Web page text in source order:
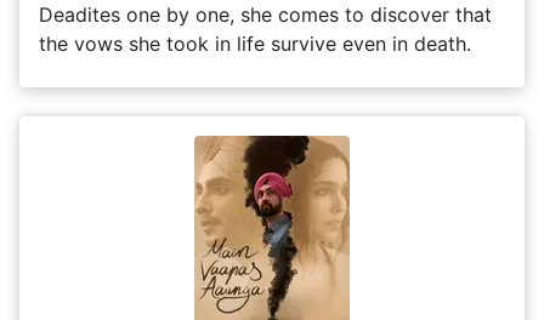
Deadites one by one, she comes to discover that
the vows she took in life survive even in death.